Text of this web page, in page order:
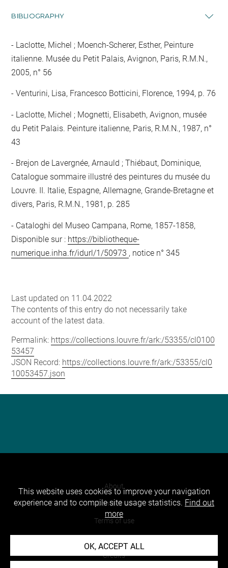
BIBLIOGRAPHY
Laclotte, Michel ; Moench-Scherer, Esther, Peinture
italienne. Musée du Petit Palais, Avignon, Paris, R.M.N.,
2005, n° 56
Venturini, Lisa, Francesco Botticini, Florence, 1994, p. 76
Laclotte, Michel ; Mognetti, Elisabeth, Avignon, musée
du Petit Palais. Peinture italienne, Paris, R.M.N., 1987, n°
43
Brejon de Lavergnée, Arnauld ; Thiébaut, Dominique,
Catalogue sommaire illustré des peintures du musée du
Louvre. II. Italie, Espagne, Allemagne, Grande-Bretagne et
divers, Paris, R.M.N., 1981, p. 285
Cataloghi del Museo Campana, Rome, 1857-1858,
Disponible sur : https://bibliotheque-
numerique.inha.fr/idurl/1/50973 , notice n° 345
Last updated on 11.04.2022
The contents of this entry do not necessarily take
account of the latest data.
Permalink: https://collections.louvre.fr/ark:/53355/cl0100
53457
JSON Record: https://collections.louvre.fr/ark:/53355/cl0
10053457.json
About
Contact Us
Terms of use
Cookies
Credits
This website uses cookies to improve your navigation
experience and to compile site usage statistics. Find out
more
OK, ACCEPT ALL